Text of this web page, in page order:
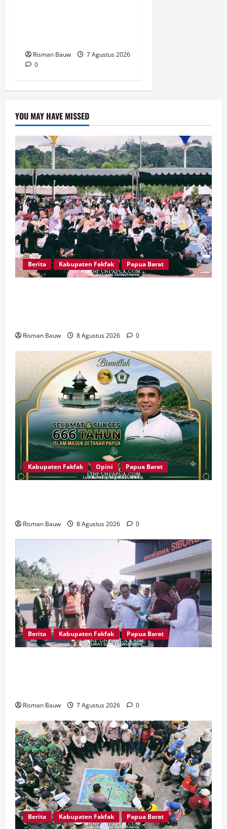
Risman Bauw
7 Agustus 2026
0
YOU MAY HAVE MISSED
Berita Kabupaten Fakfak Papua Barat
Risman Bauw 8 Agustus 2026 0
Kabupaten Fakfak Opini Papua Barat
Risman Bauw 8 Agustus 2026 0
Berita Kabupaten Fakfak Papua Barat
Risman Bauw 7 Agustus 2026 0
Berita Kabupaten Fakfak Papua Barat